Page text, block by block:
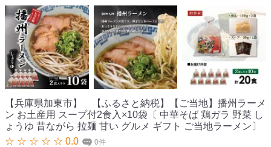
【兵庫県加東市】 【ふるさと納税】【ご当地】播州ラーメ
ン お土産用 スープ付2食入×10袋〔 中華そば 鶏ガラ 野菜 し
ょうゆ 昔ながら 拉麺 甘い グルメ ギフト ご当地ラーメン〕
☆ ☆ ☆ ☆ ☆ 0.0
0件